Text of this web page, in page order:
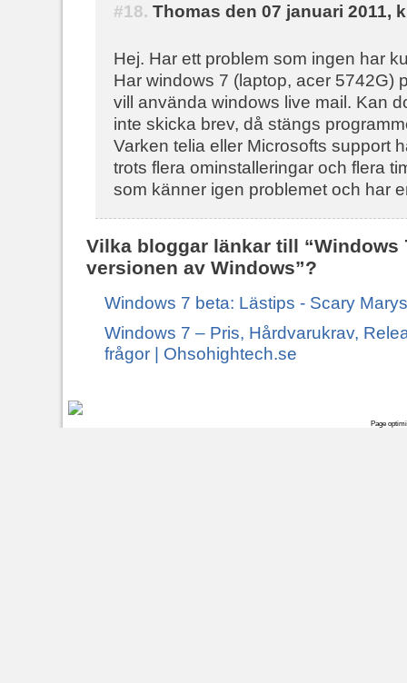
#18. Thomas den 07 januari 2011,
Hej. Har ett problem som ingen har
Har windows 7 (laptop, acer 5742G)
vill använda windows live mail. Kan
inte skicka brev, då stängs
Varken telia eller Microsofts support
trots flera ominstalleringar och flera
som känner igen problemet och har
Vilka bloggar länkar till “Windows
versionen av Windows”?
Windows 7 beta: Lästips - Scary
Windows 7 – Pris, Hårdvarukrav,
frågor | Ohsohightech.se
Page